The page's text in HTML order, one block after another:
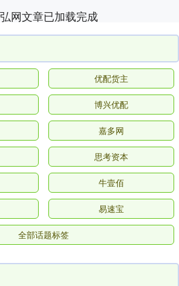
网文章已加载完成
优配货主
博兴优配
嘉多网
思考资本
牛壹佰
易速宝
全部话题标签